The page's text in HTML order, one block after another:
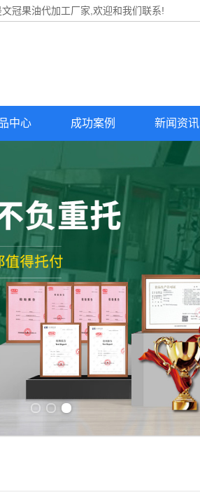
文冠果油代加工厂家,欢迎和我们联系!
中心 成功案例 新闻资讯